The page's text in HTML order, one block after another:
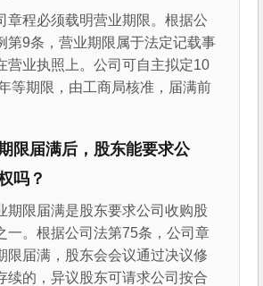
章程必须载明营业期限。根据公
第9条，营业期限属于法定记载事
营业执照上。公司可自主拟定10
等期限，由工商局核准，届满前
限届满后，股东能要求公
吗？
期限届满是股东要求公司收购股
一。根据公司法第75条，公司章
限届满，股东会会议通过决议修
续的，异议股东可请求公司按合